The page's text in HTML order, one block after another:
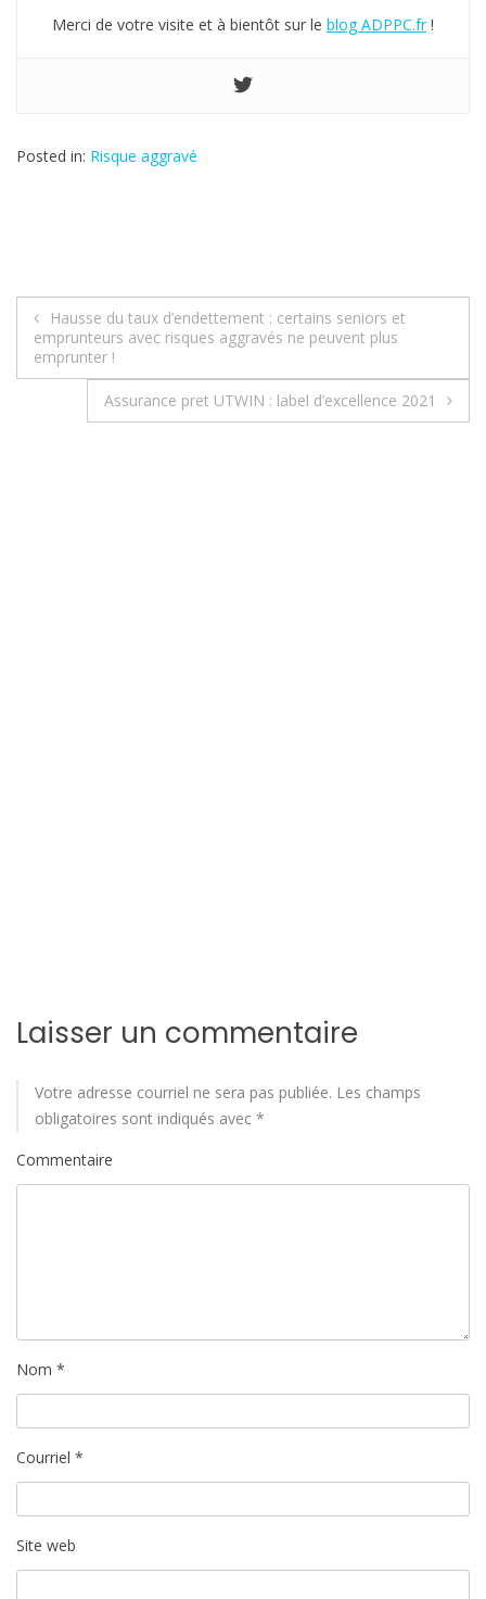
Merci de votre visite et à bientôt sur le blog ADPPC.fr!
Posted in: Risque aggravé
N
a
r
c
l
Hausse du taux d’endettement : certains seniors et
emprunteurs avec risques aggravés ne peuvent plus
emprunter !
Assurance pret UTWIN : label d’excellence 2021
Laisser un commentaire
Votre adresse courriel ne sera pas publiée. Les champs
obligatoires sont indiqués avec *
Commentaire
Nom *
Courriel *
Site web